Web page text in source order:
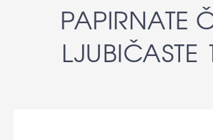
PAPIRNATE
LJUBIČASTE